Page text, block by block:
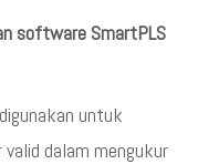
software SmartPLS
untuk
dalam mengukur